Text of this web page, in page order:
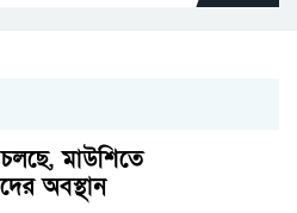
মাউশিতে
অবস্থান